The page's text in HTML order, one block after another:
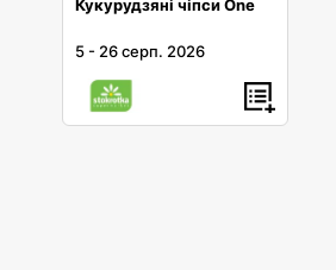
Кукурудзяні чіпси One
5 - 26 серп. 2026